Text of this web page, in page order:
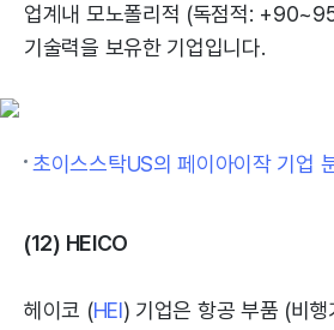
업계내 모노폴리적 (독점적:
기술력을 보유한 기업입니다.
초이스스탁US의 페이아이작 기업
(12) HEICO
헤이코 (HEI) 기업은 항공 부품 (비행